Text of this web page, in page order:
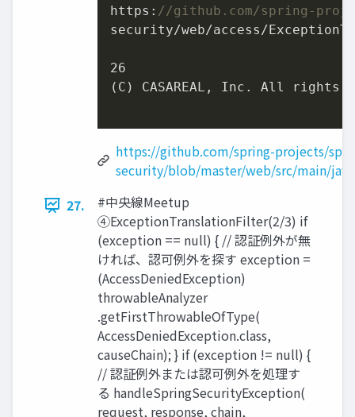
https: //github.com/spring-
security/web/access/
26
(C) CASAREAL, Inc. All rights
https://github.com/spring-projects/
security/blob/master/web/src/main/
27.
#中央線Meetup
④ExceptionTranslationFilter(2/3) if
(exception == null) { // 認証例外が無
ければ、認可例外を探す exception =
(AccessDeniedException)
throwableAnalyzer
.getFirstThrowableOfType(
AccessDeniedException.class,
causeChain); } if (exception != null) {
// 認証例外または認可例外を処理す
る handleSpringSecurityException(
request, response, chain,